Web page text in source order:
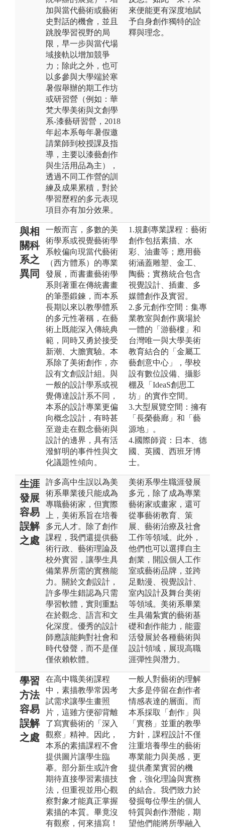
加與當代藝術或藝術
史對話的機會，並且
跳脫學習視野的局
限，早一步與當代場
域接軌以增加競爭
力；除此之外，也可
以多參與大學端於寒
暑假舉辦的期工作坊
或研習營（例如：華
梵大學美術與文創學
系-漆藝研習營，2018
年起本系每年暑假邀
請業師到校授課及指
導，主要以漆藝創作
與生活用品為主），
透過不同工作營的訓
練及成果累積，對於
學習歷程的多元表現
項目亦有加分效果。
來便能更有深度地賦
予自身創作獨特的詮
釋與理念。
與相
關科
系之
異同
一般而言，多數的美
術學系或視覺藝術學
系較偏向現當代藝術
（西方體系）的專業
發展，而書畫藝術學
系則著重在傳統書畫
的筆墨鍛鍊，而本系
長期以來以教學體系
的多元性著稱，在藝
術上既能深入傳統典
範，同時又勇於接受
新潮、大膽實驗。本
系除了美術創作，亦
設有文創設計組。與
一般的設計學系或視
覺傳達設計系不同，
本系的設計專業更偏
向概念設計，有時甚
至遊走在觀念藝術與
設計的邊界，具有活
潑鮮明的事件性與文
化議題性傾向。
1.規劃專業課程：藝術
創作包括素描、水
彩、油畫等；應用藝
術涵蓋雕塑、金工、
陶藝；實務統合包含
視覺設計、插畫、多
媒體創作及實習。
2.多元創作空間：集專
業教室與創作廣場於
一體的「游藝樓」和
台灣唯一與大學美術
教育結合的「金屬工
藝創意中心」，學校
設有數位設備、攝影
棚及「IdeaS創思工
坊」的實作空間。
3.大型展覽空間：擁有
「長榮藝廊」和「藝
源地」。
4.國際師資：日本、德
國、英國、西班牙博
士。
生涯
發展
容易
誤解
之處
許多高中生誤以為美
術系畢業後只能成為
專職藝術家，但實際
上，美術系旨在培養
多元人才。除了創作
課程，我們還提供藝
術行政、藝術理論及
校外實習，讓學生具
備業界所需的實務能
力。關於文創設計，
許多學生錯認為只需
學習軟體，實則重點
在於觀念、語言和文
化深度。優秀的設計
師應該能夠對社會和
時代發聲，而不是僅
僅依賴軟體。
美術系學生職涯發展
多元，除了成為專業
藝術家或畫家，還可
從事藝術教育、策
展、藝術治療及社會
工作等領域。此外，
他們也可以選擇自主
創業，開設個人工作
室或藝術品牌，並跨
足動漫、視覺設計、
室內設計及舞台美術
等領域。美術系畢業
生具備紮實的藝術基
礎和創作能力，能靈
活發展於各種藝術與
設計領域，展現高職
涯彈性與潛力。
學習
方法
容易
誤解
之處
在高中職美術課程
中，素描教學常因考
試需求讓學生畫照
片，這雖方便卻背離
了寫實藝術的「深入
觀察」精神。因此，
本系的素描課程不會
提供圖片讓學生臨
摹。部分新生或許會
期待直接學習素描技
法，但重視並用心觀
察對象才能真正掌握
素描的本質。畢竟沒
有觀察，何來描寫！
一般人對藝術的理解
大多是停留在創作者
情感表達的層面。而
本系採取「創作」與
「實務」並重的教學
方針，課程設計不僅
注重培養學生的藝術
專業能力與美感，更
提供產業實習的機
會，強化理論與實務
的結合。我們致力於
發掘每位學生的個人
特質與創作潛能，期
望他們能將所學融入